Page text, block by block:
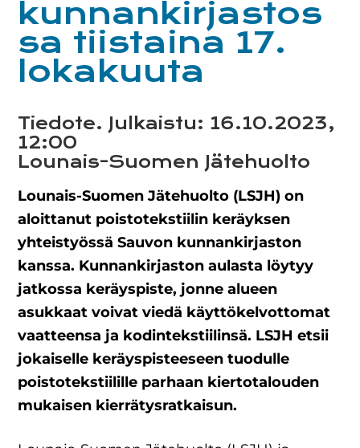
kunnankirjastos
sa tiistaina 17.
lokakuuta
Tiedote. Julkaistu: 16.10.2023,
12:00
Lounais-Suomen Jätehuolto
Lounais-Suomen Jätehuolto (LSJH) on
aloittanut poistotekstiilin keräyksen
yhteistyössä Sauvon kunnankirjaston
kanssa. Kunnankirjaston aulasta löytyy
jatkossa keräyspiste, jonne alueen
asukkaat voivat viedä käyttökelvottomat
vaatteensa ja kodintekstiilinsä. LSJH etsii
jokaiselle keräyspisteeseen tuodulle
poistotekstiilille parhaan kiertotalouden
mukaisen kierrätysratkaisun.